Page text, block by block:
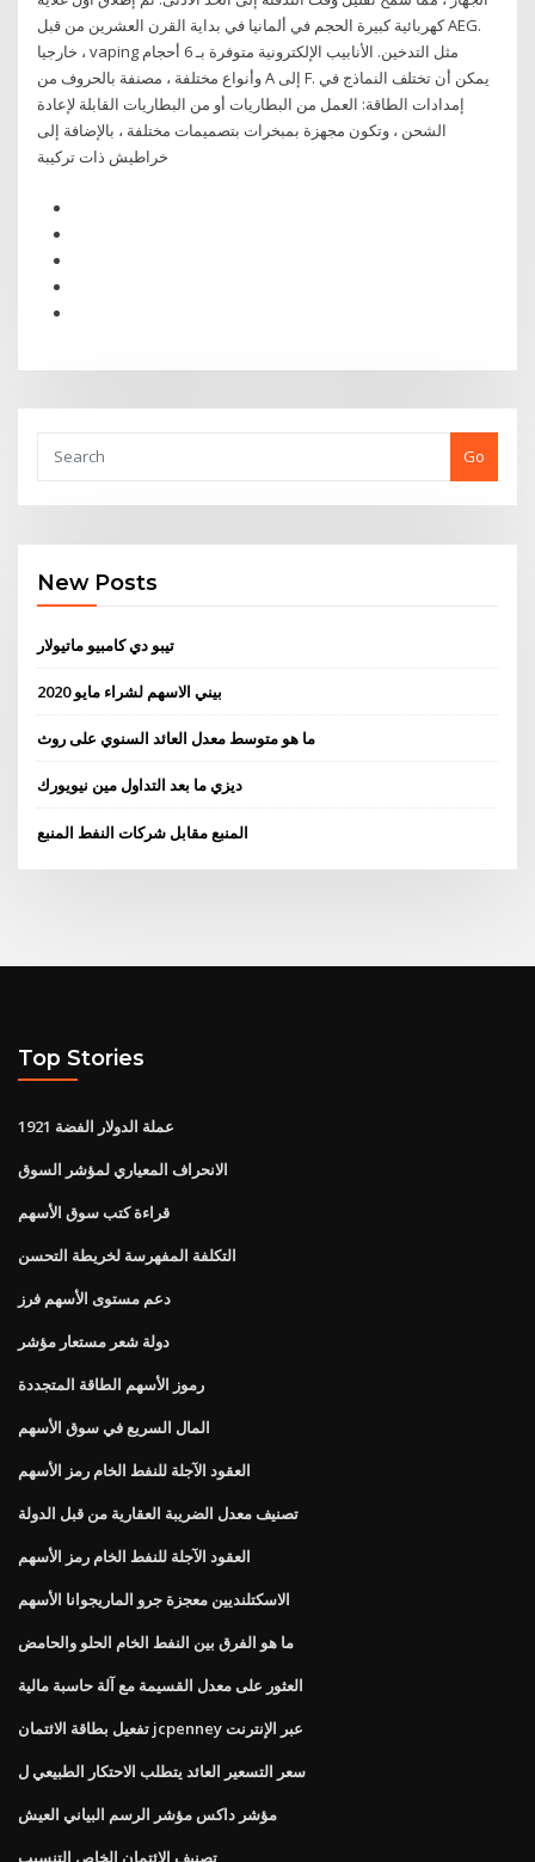
كهربائية كبيرة الحجم في ألمانيا في بداية القرن العشرين من قبل AEG.
خارجيا ، vaping مثل التدخين. الأنابيب الإلكترونية متوفرة بـ 6 أحجام
وأنواع مختلفة ، مصنفة بالحروف من A إلى F. يمكن أن تختلف النماذج في
إمدادات الطاقة: العمل من البطاريات أو من البطاريات القابلة لإعادة
الشحن ، وتكون مجهزة بمبخرات بتصميمات مختلفة ، بالإضافة إلى
خراطيش ذات تركيبة
Go
New Posts
تيبو دي كامبيو ماتيولار
بيني الاسهم لشراء مايو 2020
ما هو متوسط ​​معدل العائد السنوي على روث
ديزي ما بعد التداول مين نيويورك
المنبع مقابل شركات النفط المنبع
Top Stories
1921 عملة الدولار الفضة
الانحراف المعياري لمؤشر السوق
قراءة كتب سوق الأسهم
التكلفة المفهرسة لخريطة التحسن
دعم مستوى الأسهم فرز
دولة شعر مستعار مؤشر
رموز الأسهم الطاقة المتجددة
المال السريع في سوق الأسهم
العقود الآجلة للنفط الخام رمز الأسهم
تصنيف معدل الضريبة العقارية من قبل الدولة
العقود الآجلة للنفط الخام رمز الأسهم
الاسكتلنديين معجزة جرو الماريجوانا الأسهم
ما هو الفرق بين النفط الخام الحلو والحامض
العثور على معدل القسيمة مع آلة حاسبة مالية
تفعيل بطاقة الائتمان jcpenney عبر الإنترنت
سعر التسعير العائد يتطلب الاحتكار الطبيعي ل
مؤشر داكس مؤشر الرسم البياني العيش
تصنيف الائتمان الخاص التنسيب